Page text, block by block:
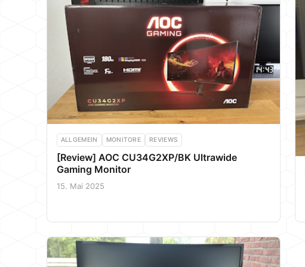
ALLGEMEIN MONITORE REVIEWS
[Review] AOC CU34G2XP/BK Ultrawide
Gaming Monitor
15. Mai 2025